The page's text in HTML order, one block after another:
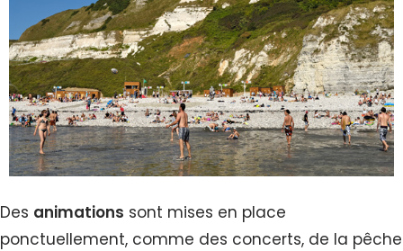
Des animations sont mises en place
ponctuellement, comme des concerts, de la pêche